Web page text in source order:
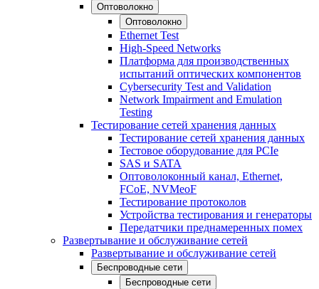
Оптоволокно
Оптоволокно
Ethernet Test
High-Speed Networks
Платформа для производственных
испытаний оптических компонентов
Cybersecurity Test and Validation
Network Impairment and Emulation
Testing
Тестирование сетей хранения данных
Тестирование сетей хранения данных
Тестовое оборудование для PCIe
SAS и SATA
Оптоволоконный канал, Ethernet,
FCoE, NVMeoF
Тестирование протоколов
Устройства тестирования и генераторы
Передатчики преднамеренных помех
Развертывание и обслуживание сетей
Развертывание и обслуживание сетей
Беспроводные сети
Беспроводные сети